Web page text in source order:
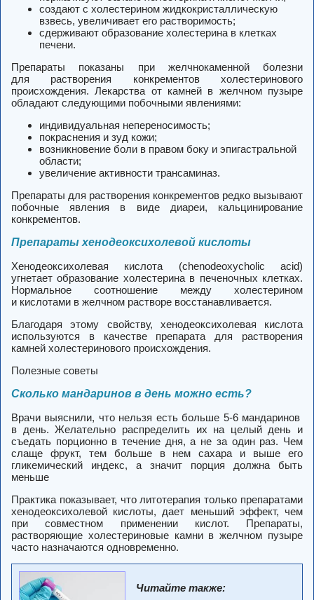
создают с холестерином жидкокристаллическую
взвесь, увеличивает его растворимость;
сдерживают образование холестерина в клетках
печени.
Препараты показаны при желчнокаменной болезни
для растворения конкрементов холестеринового
происхождения. Лекарства от камней в желчном пузыре
обладают следующими побочными явлениями:
индивидуальная непереносимость;
покраснения и зуд кожи;
возникновение боли в правом боку и эпигастральной
области;
увеличение активности трансаминаз.
Препараты для растворения конкрементов редко вызывают
побочные явления в виде диареи, кальцинирование
конкрементов.
Препараты хенодеоксихолевой кислоты
Хенодеоксихолевая кислота (chenodeoxycholic acid)
угнетает образование холестерина в печеночных клетках.
Нормальное соотношение между холестерином
и кислотами в желчном растворе восстанавливается.
Благодаря этому свойству, хенодеоксихолевая кислота
используются в качестве препарата для растворения
камней холестеринового происхождения.
Полезные советы
Сколько мандаринов в день можно есть?
Врачи выяснили, что нельзя есть больше 5-6 мандаринов
в день. Желательно распределить их на целый день и
съедать порционно в течение дня, а не за один раз. Чем
слаще фрукт, тем больше в нем сахара и выше его
гликемический индекс, а значит порция должна быть
меньше
Практика показывает, что литотерапия только препаратами
хенодеоксихолевой кислоты, дает меньший эффект, чем
при совместном применении кислот. Препараты,
растворяющие холестериновые камни в желчном пузыре
часто назначаются одновременно.
Читайте также: